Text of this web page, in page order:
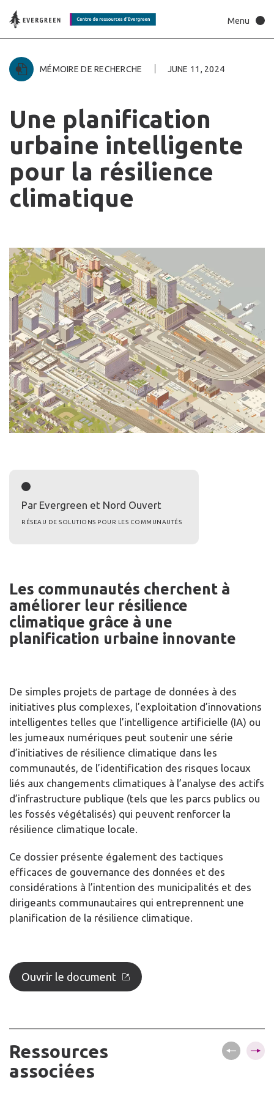
MÉMOIRE DE RECHERCHE JUNE 11, 2024
Une planification
urbaine intelligente
pour la résilience
climatique
Par Evergreen et Nord Ouvert
RÉSEAU DE SOLUTIONS POUR LES COMMUNAUTÉS
Les communautés cherchent à
améliorer leur résilience
climatique grâce à une
planification urbaine innovante
De simples projets de partage de données à des
initiatives plus complexes, l’exploitation d’innovations
intelligentes telles que l’intelligence artificielle (IA) ou
les jumeaux numériques peut soutenir une série
d’initiatives de résilience climatique dans les
communautés, de l’identification des risques locaux
liés aux changements climatiques à l’analyse des actifs
d’infrastructure publique (tels que les parcs publics ou
les fossés végétalisés) qui peuvent renforcer la
résilience climatique locale.
Ce dossier présente également des tactiques
efficaces de gouvernance des données et des
considérations à l’intention des municipalités et des
dirigeants communautaires qui entreprennent une
planification de la résilience climatique.
Ouvrir le document
Ressources
associées